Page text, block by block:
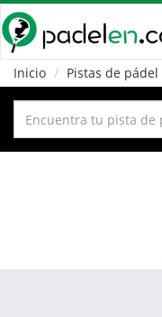
Inicio
Pistas de pádel